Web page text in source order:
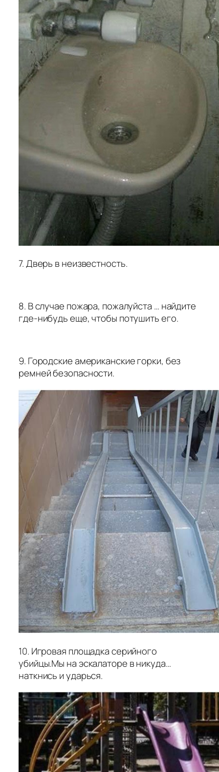
7. Дверь в неизвестность.
8. В случае пожара, пожалуйста … найдите
где-нибудь еще, чтобы потушить его.
9. Городские американские горки, без
ремней безопасности.
10. Игровая площадка серийного
убийцы.Мы на эскалаторе в никуда…
наткнись и ударься.